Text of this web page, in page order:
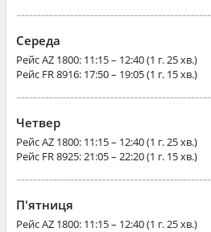
Середа
РейсAZ 1800: 11:15 – 12:40 (1 г. 25 хв.)
Рейс FR 8916: 17:50 – 19:05 (1 г. 15 хв.)
Четвер
РейсAZ 1800: 11:15 – 12:40 (1 г. 25 хв.)
Рейс FR 8925: 21:05 – 22:20 (1 г. 15 хв.)
П'ятниця
РейсAZ 1800: 11:15 – 12:40 (1 г. 25 хв.)